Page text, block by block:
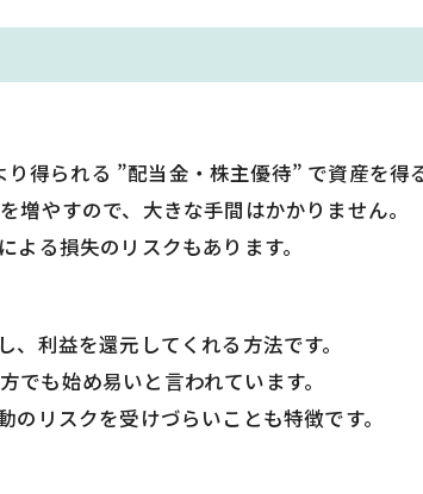
得られる ”配当金・株主優待” で資産を得
やすので、大きな手間はかかりません。
る損失のリスクもあります。
利益を還元してくれる方法です。
も始め易いと言われています。
リスクを受けづらいことも特徴です。